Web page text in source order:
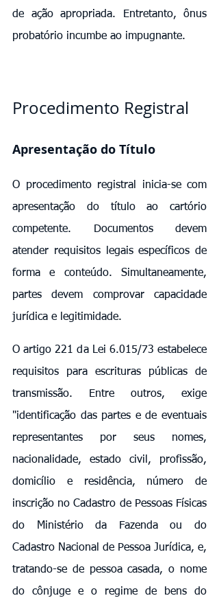
de ação apropriada. Entretanto, ônus
probatório incumbe ao impugnante.
Procedimento Registral
Apresentação do Título
O procedimento registral inicia-se com
apresentação do título ao cartório
competente. Documentos devem
atender requisitos legais específicos de
forma e conteúdo. Simultaneamente,
partes devem comprovar capacidade
jurídica e legitimidade.
O artigo 221 da Lei 6.015/73 estabelece
requisitos para escrituras públicas de
transmissão. Entre outros, exige
"identificação das partes e de eventuais
representantes por seus nomes,
nacionalidade, estado civil, profissão,
domicílio e residência, número de
inscrição no Cadastro de Pessoas Físicas
do Ministério da Fazenda ou do
Cadastro Nacional de Pessoa Jurídica, e,
tratando-se de pessoa casada, o nome
do cônjuge e o regime de bens do